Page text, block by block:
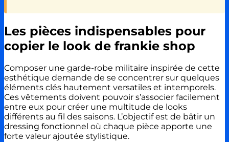
Les pièces indispensables pour
copier le look de frankie shop
Composer une garde-robe militaire inspirée de cette
esthétique demande de se concentrer sur quelques
éléments clés hautement versatiles et intemporels.
Ces vêtements doivent pouvoir s’associer facilement
entre eux pour créer une multitude de looks
différents au fil des saisons. L’objectif est de bâtir un
dressing fonctionnel où chaque pièce apporte une
forte valeur ajoutée stylistique.